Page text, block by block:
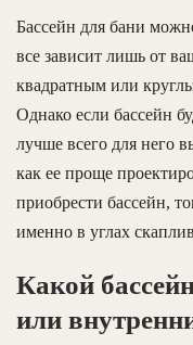
Бассейн для бани
все зависит лишь от
квадратным или
Однако если бассейн
лучше всего для него
как ее проще
приобрести бассейн,
именно в углах
Какой
или